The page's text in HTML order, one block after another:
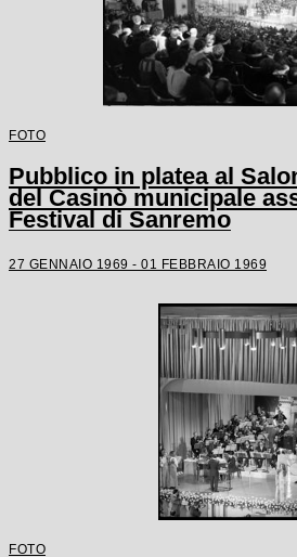
FOTO
Pubblico in platea al
del Casinò municipale
Festival di Sanremo
27 GENNAIO 1969 - 01 FEBBRAIO 1969
FOTO